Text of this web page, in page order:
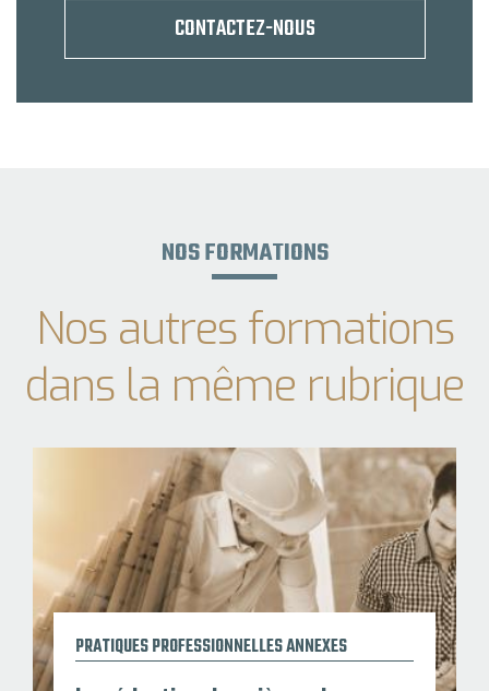
CONTACTEZ-NOUS
NOS FORMATIONS
Nos autres formations
dans la même rubrique
PRATIQUES PROFESSIONNELLES ANNEXES